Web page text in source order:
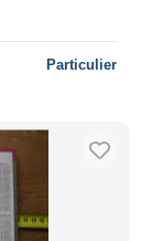
Particulier